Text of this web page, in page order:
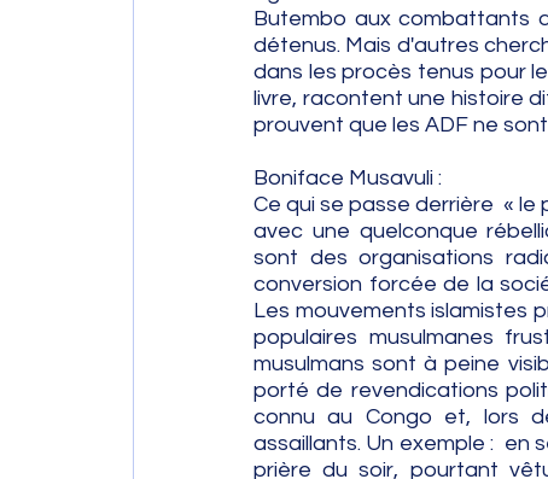
Butembo aux combattants
détenus. Mais d'autres
dans les procès tenus pour
livre, racontent une histoire
prouvent que les ADF ne
Boniface Musavuli :
Ce qui se passe derrière  « le
avec une quelconque
sont des organisations
conversion forcée de la
Les mouvements islamistes
populaires musulmanes
musulmans sont à peine
porté de revendications
connu au Congo et, lors
assaillants. Un exemple :  en
prière du soir, pourtant